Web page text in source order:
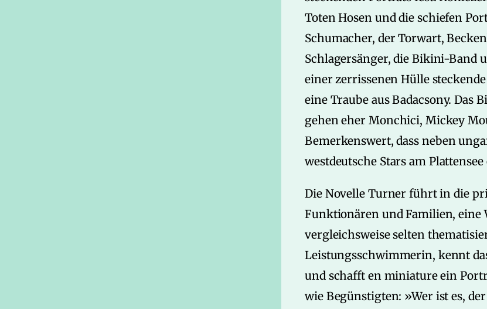
Toten Hosen und die schiefen
Schumacher, der Torwart,
Schlagersänger, die Bikini-Band
einer zerrissenen Hülle
eine Traube aus Badacsony. Das
gehen eher Monchici, Mickey
Bemerkenswert, dass neben
westdeutsche Stars am
Die Novelle Turner führt in die
Funktionären und Familien,
vergleichsweise selten
Leistungsschwimmerin, kennt
und schafft en miniature ein
wie Begünstigten: »Wer ist es,